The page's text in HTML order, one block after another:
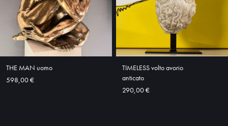
THE MAN uomo
598,00 €
TIMELESS volto avorio
anticato
290,00 €